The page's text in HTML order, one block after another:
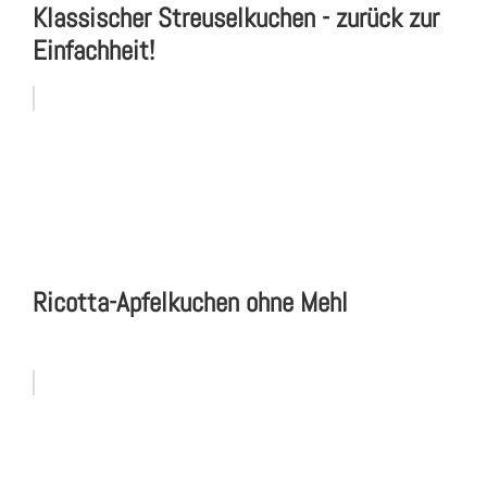
Klassischer Streuselkuchen - zurück zur
Einfachheit!
Ricotta-Apfelkuchen ohne Mehl